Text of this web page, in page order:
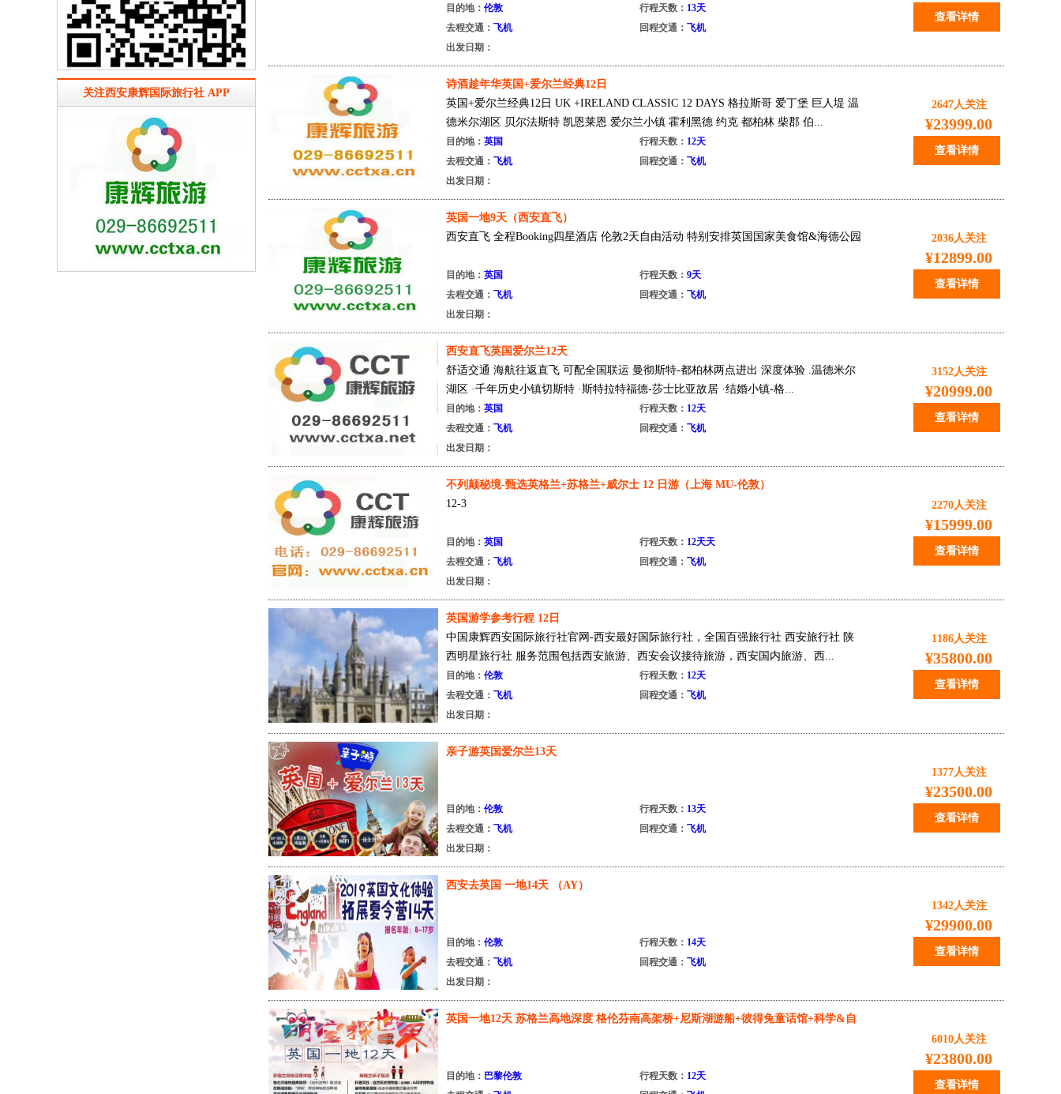
关注西安康辉国际旅行社 APP
目的地： 伦敦 行程天数： 13天
去程交通： 飞机 回程交通： 飞机
出发日期：
查看详情
诗酒趁年华英国+爱尔兰经典12日
英国+爱尔兰经典12日 UK +IRELAND CLASSIC 12 DAYS 格拉斯哥 爱丁堡 巨人堤 温
德米尔湖区 贝尔法斯特 凯恩莱恩 爱尔兰小镇 霍利黑德 约克 都柏林 柴郡 伯...
目的地： 英国 行程天数： 12天
去程交通： 飞机 回程交通： 飞机
出发日期：
2647人关注
¥23999.00
查看详情
英国一地9天（西安直飞）
西安直飞 全程Booking四星酒店 伦敦2天自由活动 特别安排英国国家美食馆&海德公园
目的地： 英国 行程天数： 9天
去程交通： 飞机 回程交通： 飞机
出发日期：
2036人关注
¥12899.00
查看详情
西安直飞英国爱尔兰12天
舒适交通 海航往返直飞 可配全国联运 曼彻斯特-都柏林两点进出 深度体验 .温德米尔
湖区 ·千年历史小镇切斯特 ·斯特拉特福德-莎士比亚故居 ·结婚小镇-格...
目的地： 英国 行程天数： 12天
去程交通： 飞机 回程交通： 飞机
出发日期：
3152人关注
¥20999.00
查看详情
不列颠秘境-甄选英格兰+苏格兰+威尔士 12 日游（上海 MU-伦敦）
12-3
目的地： 英国 行程天数： 12天天
去程交通： 飞机 回程交通： 飞机
出发日期：
2270人关注
¥15999.00
查看详情
英国游学参考行程 12日
中国康辉西安国际旅行社官网-西安最好国际旅行社，全国百强旅行社 西安旅行社 陕
西明星旅行社 服务范围包括西安旅游、西安会议接待旅游，西安国内旅游、西...
目的地： 伦敦 行程天数： 12天
去程交通： 飞机 回程交通： 飞机
出发日期：
1186人关注
¥35800.00
查看详情
亲子游英国爱尔兰13天
目的地： 伦敦 行程天数： 13天
去程交通： 飞机 回程交通： 飞机
出发日期：
1377人关注
¥23500.00
查看详情
西安去英国 一地14天 （AY）
目的地： 伦敦 行程天数： 14天
去程交通： 飞机 回程交通： 飞机
出发日期：
1342人关注
¥29900.00
查看详情
英国一地12天 苏格兰高地深度 格伦芬南高架桥+尼斯湖游船+彼得兔童话馆+科学&自
目的地： 巴黎伦敦 行程天数： 12天
6010人关注
¥23800.00
查看详情